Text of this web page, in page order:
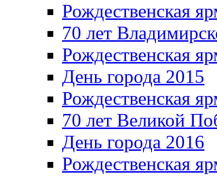
Рождественская
70 лет
Рождественская
День города 2015
Рождественская
70 лет Великой
День города 2016
Рождественская